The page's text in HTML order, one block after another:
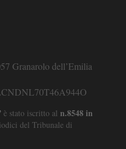
Granarolo dell’Emilia
è stato iscritto al n.8548 in
del Tribunale di